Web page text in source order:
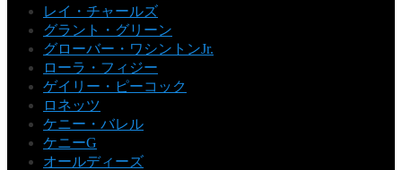
レイ・チャールズ
グラント・グリーン
グローバー・ワシントンJr.
ローラ・フィジー
ゲイリー・ピーコック
ロネッツ
ケニー・バレル
ケニーG
オールディーズ